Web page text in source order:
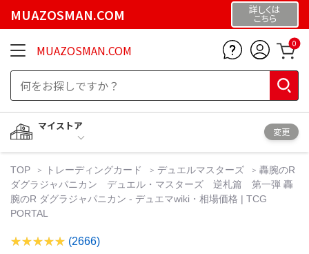
MUAZOSMAN.COM 詳しくは
こちら
MUAZOSMAN.COM 0
マイストア
変更
TOP トレーディングカード デュエルマスターズ
轟腕のR
ダグラジャパニカン デュエル・マスターズ 逆札篇 第一弾 轟
腕のR ダグラジャパニカン - デュエマwiki・相場価格 | TCG
PORTAL
(2666)